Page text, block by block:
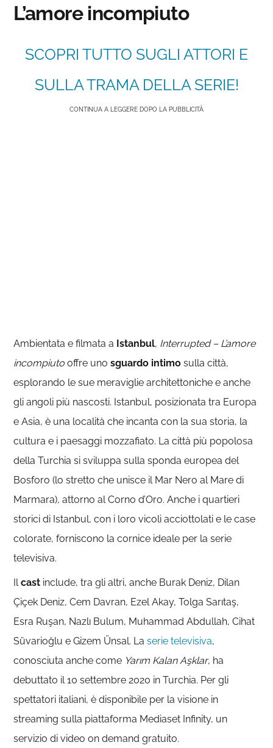
L’amore incompiuto
SCOPRI TUTTO SUGLI ATTORI E
SULLA TRAMA DELLA SERIE!
CONTINUA A LEGGERE DOPO LA PUBBLICITÀ
Ambientata e filmata a Istanbul, Interrupted – L’amore
incompiuto offre unosguardo intimo sulla città,
esplorando le sue meraviglie architettoniche e anche
gli angoli più nascosti. Istanbul, posizionata tra Europa
e Asia, è una località che incanta con la sua storia, la
cultura e i paesaggi mozzafiato. La città più popolosa
della Turchia si sviluppa sulla sponda europea del
Bosforo (lo stretto che unisce il Mar Nero al Mare di
Marmara), attorno al Corno d’Oro. Anche i quartieri
storici di Istanbul, con i loro vicoli acciottolati e le case
colorate, forniscono la cornice ideale per la serie
televisiva.
Ilcast include, tra gli altri, anche Burak Deniz, Dilan
Çiçek Deniz, Cem Davran, Ezel Akay, Tolga Sarıtaş,
Esra Ruşan, Nazlı Bulum, Muhammad Abdullah, Cihat
Süvarioğlu e Gizem Ünsal. Laserie televisiva,
conosciuta anche come Yarım Kalan Aşklar, ha
debuttato il 10 settembre 2020 in Turchia. Per gli
spettatori italiani, è disponibile per la visione in
streaming sulla piattaforma Mediaset Infinity, un
servizio di video on demand gratuito.